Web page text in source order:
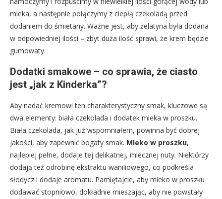
mleka, a następnie połączymy z ciepłą czekoladą przed
dodaniem do śmietany. Ważne jest, aby żelatyna była dodana
w odpowiedniej ilości – zbyt duża ilość sprawi, że krem będzie
gumowaty.
Dodatki smakowe – co sprawia, że ciasto
jest „jak z Kinderka”?
Aby nadać kremowi ten charakterystyczny smak, kluczowe są
dwa elementy: biała czekolada i dodatek mleka w proszku.
Biała czekolada, jak już wspomniałem, powinna być dobrej
jakości, aby zapewnić bogaty smak. Mleko w proszku,
najlepiej pełne, dodaje tej delikatnej, mlecznej nuty. Niektórzy
dodają też odrobinę ekstraktu waniliowego, co podkreśla
słodycz i dodaje aromatu. Pamiętajcie, aby mleko w proszku
dodawać stopniowo, dokładnie mieszając, aby nie powstały